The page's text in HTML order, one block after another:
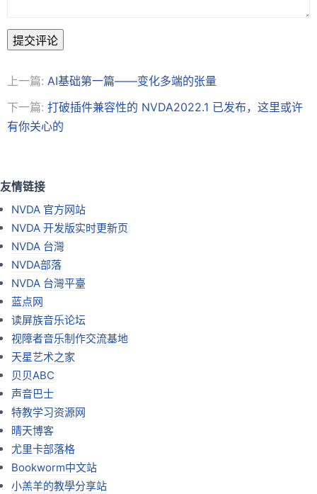
提交评论
上一篇: AI基础第一篇——变化多端的张量
下一篇: 打破插件兼容性的 NVDA2022.1 已发布，这里或许
有你关心的
友情链接
NVDA 官方网站
NVDA 开发版实时更新页
NVDA 台灣
NVDA部落
NVDA 台灣平臺
蓝点网
读屏族音乐论坛
视障者音乐制作交流基地
天星艺术之家
贝贝ABC
声音巴士
特教学习资源网
晴天博客
尤里卡部落格
Bookworm中文站
小羔羊的教學分享站